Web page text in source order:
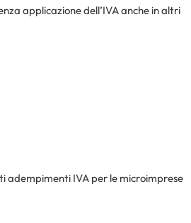
applicazione dell’IVA anche in altri
adempimenti IVA per le microimprese